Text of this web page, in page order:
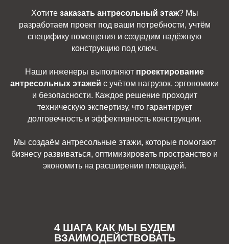
Хотите заказать антресольный этаж? Мы
разработаем проект под ваши потребности, учтём
специфику помещения и создадим надёжную
конструкцию под ключ.
Наши инженеры выполняют проектирование
антресольных этажей с учётом нагрузок, эргономики
и безопасности. Каждое решение проходит
техническую экспертизу, что гарантирует
долговечность и эффективность конструкции.
Мы создаём антресольные этажи, которые помогают
бизнесу развиваться, оптимизировать пространство и
экономить на расширении площадей.
4 ШАГА КАК МЫ БУДЕМ
ВЗАИМОДЕЙСТВОВАТЬ